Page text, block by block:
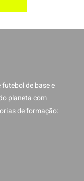
de base e
planeta com
de formação: